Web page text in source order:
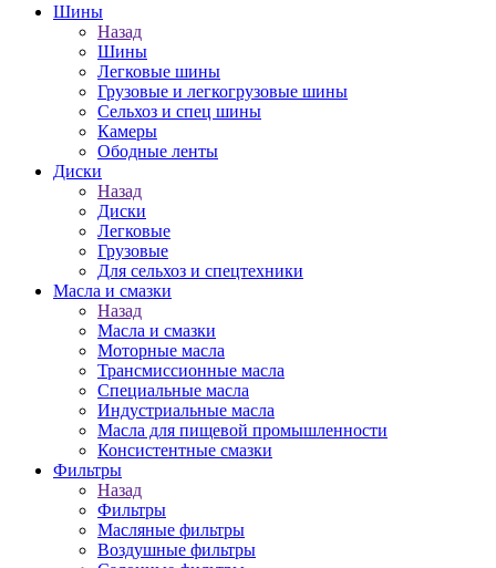
Шины
Назад
Шины
Легковые шины
Грузовые и легкогрузовые шины
Сельхоз и спец шины
Камеры
Ободные ленты
Диски
Назад
Диски
Легковые
Грузовые
Для сельхоз и спецтехники
Масла и смазки
Назад
Масла и смазки
Моторные масла
Трансмиссионные масла
Специальные масла
Индустриальные масла
Масла для пищевой промышленности
Консистентные смазки
Фильтры
Назад
Фильтры
Масляные фильтры
Воздушные фильтры